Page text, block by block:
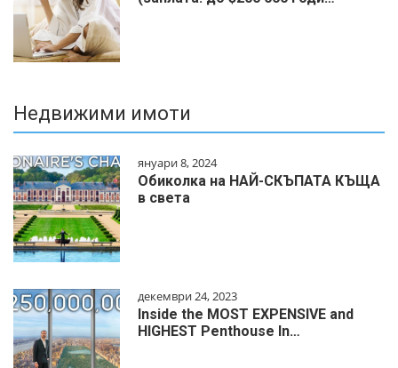
Недвижими имоти
януари 8, 2024
Обиколка на НАЙ-СКЪПАТА КЪЩА
в света
декември 24, 2023
Inside the MOST EXPENSIVE and
HIGHEST Penthouse In…